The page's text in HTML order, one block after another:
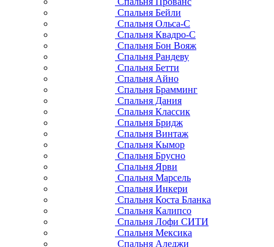
Спальня Бейли
Спальня Ольса-С
Спальня Квадро-С
Спальня Бон Вояж
Спальня Рандеву
Спальня Бетти
Спальня Айно
Спальня Брамминг
Спальня Дания
Спальня Классик
Спальня Бридж
Спальня Винтаж
Спальня Кымор
Спальня Брусно
Спальня Ярви
Спальня Марсель
Спальня Инкери
Спальня Коста Бланка
Спальня Калипсо
Спальня Лофи СИТИ
Спальня Мексика
Спальня Аледжи